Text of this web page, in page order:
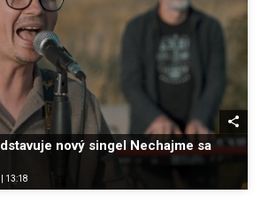
nový singel Nechajme sa
13:18